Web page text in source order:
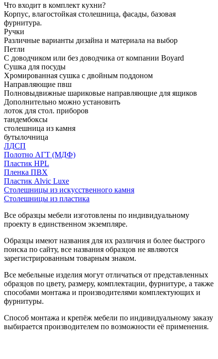
Что входит в комплект кухни?
Корпус, влагостойкая столешница, фасады, базовая
фурнитура.
Ручки
Различные варианты дизайна и материала на выбор
Петли
С доводчиком или без доводчика от компании Boyard
Сушка для посуды
Хромированная сушка с двойным поддоном
Направляющие пвш
Полновыдвижные шариковые направляющие для ящиков
Дополнительно можно установить
лоток для стол. приборов
тандембоксы
столешница из камня
бутылочница
ЛДСП
Полотно АГТ (МДФ)
Пластик HPL
Пленка ПВХ
Пластик Alvic Luxe
Столешницы из искусственного камня
Столешницы из пластика
Все образцы мебели изготовлены по индивидуальному
проекту в единственном экземпляре.
Образцы имеют названия для их различия и более быстрого
поиска по сайту, все названия образцов не являются
зарегистрированным товарным знаком.
Все мебельные изделия могут отличаться от представленных
образцов по цвету, размеру, комплектации, фурнитуре, а также
способами монтажа и производителями комплектующих и
фурнитуры.
Способ монтажа и крепёж мебели по индивидуальному заказу
выбирается производителем по возможности её применения.